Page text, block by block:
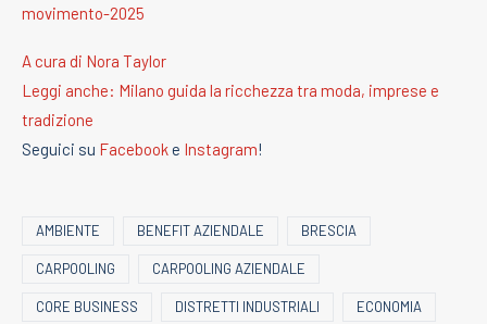
movimento-2025
A cura di Nora Taylor
Leggi anche: Milano guida la ricchezza tra moda, imprese e
tradizione
Seguici su Facebooke Instagram!
AMBIENTE BENEFIT AZIENDALE BRESCIA
CARPOOLING CARPOOLING AZIENDALE
CORE BUSINESS DISTRETTI INDUSTRIALI ECONOMIA